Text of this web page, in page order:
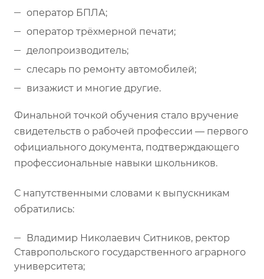
оператор БПЛА;
оператор трёхмерной печати;
делопроизводитель;
слесарь по ремонту автомобилей;
визажист и многие другие.
Финальной точкой обучения стало вручение
свидетельств о рабочей профессии — первого
официального документа, подтверждающего
профессиональные навыки школьников.
С напутственными словами к выпускникам
обратились:
Владимир Николаевич Ситников, ректор
Ставропольского государственного аграрного
университета;